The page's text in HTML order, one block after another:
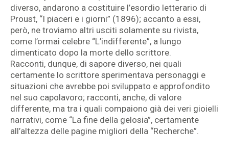
diverso, andarono a costituire l’esordio letterario di
Proust, “I piaceri e i giorni” (1896); accanto a essi,
però, ne troviamo altri usciti solamente su rivista,
come l’ormai celebre “L’indifferente”, a lungo
dimenticato dopo la morte dello scrittore.
Racconti, dunque, di sapore diverso, nei quali
certamente lo scrittore sperimentava personaggi e
situazioni che avrebbe poi sviluppato e approfondito
nel suo capolavoro; racconti, anche, di valore
differente, ma tra i quali compaiono già dei veri gioielli
narrativi, come “La fine della gelosia”, certamente
all’altezza delle pagine migliori della “Recherche”.